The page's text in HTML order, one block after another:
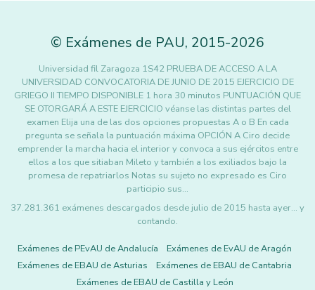
© Exámenes de PAU, 2015-2026
Universidad fil Zaragoza 1S42 PRUEBA DE ACCESO A LA
UNIVERSIDAD CONVOCATORIA DE JUNIO DE 2015 EJERCICIO DE
GRIEGO II TIEMPO DISPONIBLE 1 hora 30 minutos PUNTUACIÓN QUE
SE OTORGARÁ A ESTE EJERCICIO véanse las distintas partes del
examen Elija una de las dos opciones propuestas A o B En cada
pregunta se señala la puntuación máxima OPCIÓN A Ciro decide
emprender la marcha hacia el interior y convoca a sus ejércitos entre
ellos a los que sitiaban Mileto y también a los exiliados bajo la
promesa de repatriarlos Notas su sujeto no expresado es Ciro
participio sus…
37.281.361 exámenes descargados desde julio de 2015 hasta ayer... y
contando.
Exámenes de PEvAU de Andalucía
Exámenes de EvAU de Aragón
Exámenes de EBAU de Asturias
Exámenes de EBAU de Cantabria
Exámenes de EBAU de Castilla y León